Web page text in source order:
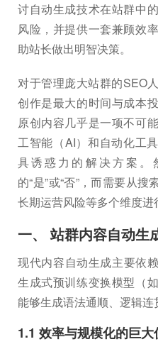
讨自动生成技术在站群中
风险，并提供一套兼顾效
助站长做出明智决策。
对于管理庞大站群的SEO
创作是最大的时间与成本
原创内容几乎是一项不可
工智能（AI）和自动化工
具诱惑力的解决方案。
的“是”或“否”，而需要从
长期运营风险等多个维度进
一、 站群内容自动生
现代内容自动生成主要依
生成式预训练变换模型（
能够生成语法通顺、逻辑连
1.1 效率与规模化的巨大